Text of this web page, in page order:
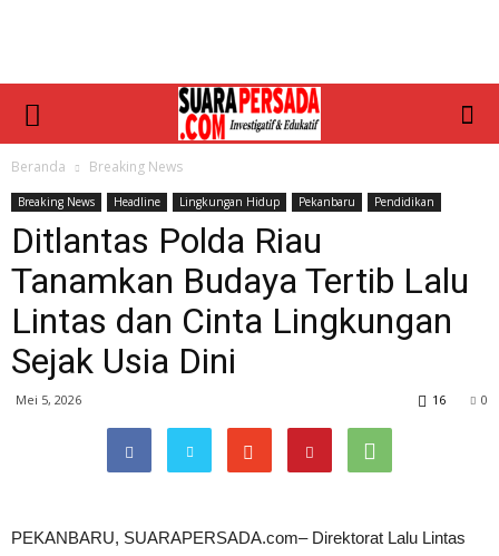
Beranda Breaking News
Breaking News Headline Lingkungan Hidup Pekanbaru Pendidikan
Ditlantas Polda Riau
Tanamkan Budaya Tertib Lalu
Lintas dan Cinta Lingkungan
Sejak Usia Dini
Mei 5, 2026 0
16
PEKANBARU, SUARAPERSADA.com– Direktorat Lalu Lintas